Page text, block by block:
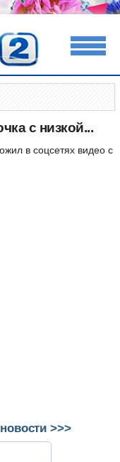
с низкой...
в соцсетях видео с
>>>